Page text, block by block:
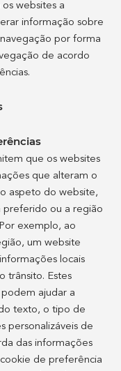
websites a
informação sobre
por forma
de acordo
que os websites
que alteram o
aspeto do website,
preferido ou a região
exemplo, ao
um website
locais
trânsito. Estes
ajudar a
texto, o tipo de
personalizáveis de
das informações
de preferência